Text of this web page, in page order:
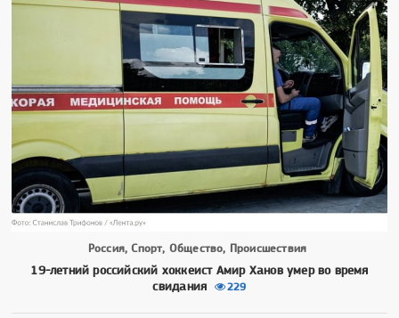
Россия, Спорт, Общество, Происшествия
19-летний российский хоккеист Амир Ханов умер во время
свидания
229